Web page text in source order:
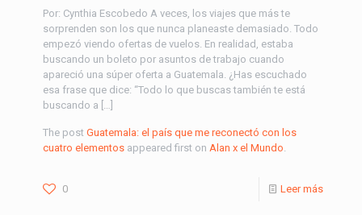
Por: Cynthia Escobedo A veces, los viajes que más te
sorprenden son los que nunca planeaste demasiado. Todo
empezó viendo ofertas de vuelos. En realidad, estaba
buscando un boleto por asuntos de trabajo cuando
apareció una súper oferta a Guatemala. ¿Has escuchado
esa frase que dice: “Todo lo que buscas también te está
buscando a […]
The post Guatemala: el país que me reconectó con los
cuatro elementos appeared first on Alan x el Mundo.
0 Leer más